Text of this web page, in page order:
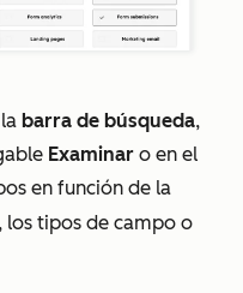
barra de búsqueda,
Examinar o en el
en función de la
tipos de campo o